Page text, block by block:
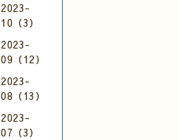
2023-
10（3）
2023-
09（12）
2023-
08（13）
2023-
07（3）